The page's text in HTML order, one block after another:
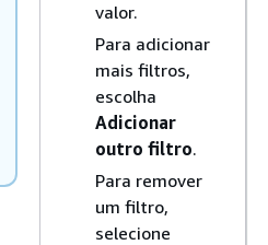
valor.
Para adicionar
mais filtros,
escolha
Adicionar
outro filtro.
Para remover
um filtro,
selecione